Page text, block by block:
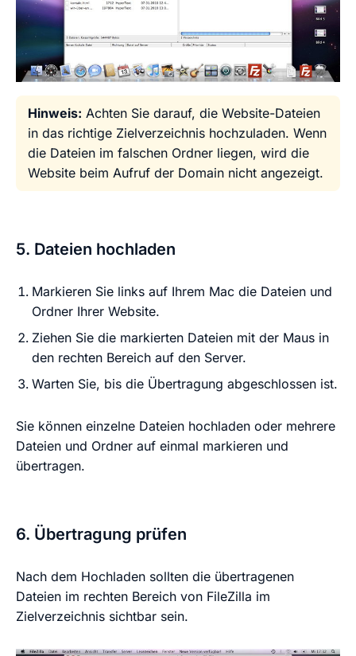
Hinweis: Achten Sie darauf, die Website-Dateien
in das richtige Zielverzeichnis hochzuladen. Wenn
die Dateien im falschen Ordner liegen, wird die
Website beim Aufruf der Domain nicht angezeigt.
5. Dateien hochladen
Markieren Sie links auf Ihrem Mac die Dateien und
Ordner Ihrer Website.
Ziehen Sie die markierten Dateien mit der Maus in
den rechten Bereich auf den Server.
Warten Sie, bis die Übertragung abgeschlossen ist.
Sie können einzelne Dateien hochladen oder mehrere
Dateien und Ordner auf einmal markieren und
übertragen.
6. Übertragung prüfen
Nach dem Hochladen sollten die übertragenen
Dateien im rechten Bereich von FileZilla im
Zielverzeichnis sichtbar sein.